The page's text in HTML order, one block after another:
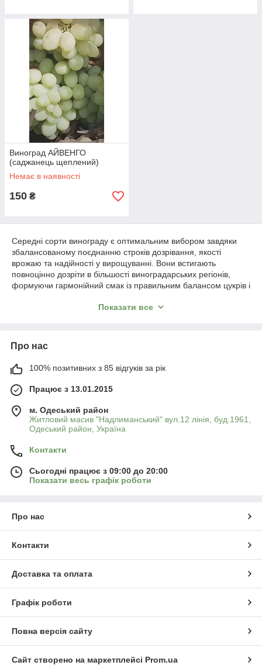
Виноград АЙВЕНГО
(саджанець щеплений)
Немає в наявності
150 ₴
Середні сорти винограду є оптимальним вибором завдяки
збалансованому поєднанню строків дозрівання, якості
врожаю та надійності у вирощуванні. Вони встигають
повноцінно дозріти в більшості виноградарських регіонів,
формуючи гармонійний смак із правильним балансом цукрів і
Такі сорти відзначаються стабільною врожайністю, добре
переробки, забезпечуючи рівномірне навантаження на
Середні сорти зменшують ризики, пов’язані з погодними
умовами, добре адаптуються до різних ґрунтів і клімату та є
надійним рішенням як для аматорського, так і для
промислового виноградарства.
Показати все
Про нас
100% позитивних з 85 відгуків за рік
Працює з 13.01.2015
м. Одеський район
Житловий масив "Надлиманський" вул.12 лінія, буд.1961,
Одеський район, Україна
Контакти
Сьогодні працює з 09:00 до 20:00
Показати весь графік роботи
Про нас
Контакти
Доставка та оплата
Графік роботи
Повна версія сайту
Сайт створено на маркетплейсі Prom.ua